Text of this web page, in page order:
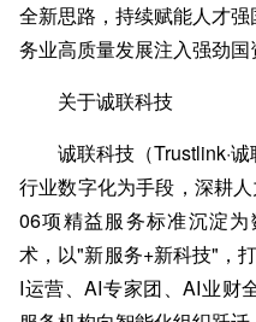
全新思路，持续赋能人才
务业高质量发展注入强劲国
关于诚联科技
诚联科技（Trustlink·
行业数字化为手段，深耕
06项精益服务标准沉淀
术，以"新服务+新科技"，
I运营、AI专家团、AI业财